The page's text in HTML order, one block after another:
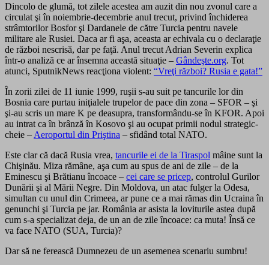
Dincolo de glumă, tot zilele acestea am auzit din nou zvonul care a
circulat şi în noiembrie-decembrie anul trecut, privind închiderea
strâmtorilor Bosfor şi Dardanele de către Turcia pentru navele
militare ale Rusiei. Daca ar fi aşa, aceasta ar echivala cu o declaraţie
de război nescrisă, dar pe faţă. Anul trecut Adrian Severin explica
într-o analiză ce ar însemna această situaţie – Gândeşte.org. Tot
atunci, SputnikNews reacţiona violent: “Vreţi război? Rusia e gata!”
În zorii zilei de 11 iunie 1999, ruşii s-au suit pe tancurile lor din
Bosnia care purtau iniţialele trupelor de pace din zona – SFOR – şi
şi-au scris un mare K pe deasupra, transformându-se în KFOR. Apoi
au intrat ca în brânză în Kosovo şi au ocupat primii nodul strategic-
cheie – Aeroportul din Priştina – sfidând total NATO.
Este clar că dacă Rusia vrea, tancurile ei de la Tiraspol mâine sunt la
Chişinău. Miza rămâne, aşa cum au spus de ani de zile – de la
Eminescu şi Brătianu încoace – cei care se pricep, controlul Gurilor
Dunării şi al Mării Negre. Din Moldova, un atac fulger la Odesa,
simultan cu unul din Crimeea, ar pune ce a mai rămas din Ucraina în
genunchi şi Turcia pe jar. România ar asista la loviturile astea după
cum s-a specializat deja, de un an de zile încoace: ca muta! Însă ce
va face NATO (SUA, Turcia)?
Dar să ne ferească Dumnezeu de un asemenea scenariu sumbru!